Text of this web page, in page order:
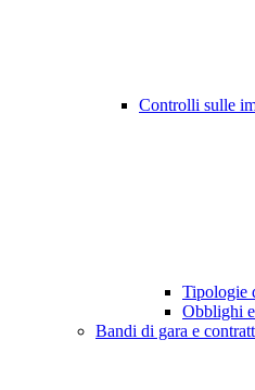
Controlli sulle
Tipologie
Obblighi
Bandi di gara e